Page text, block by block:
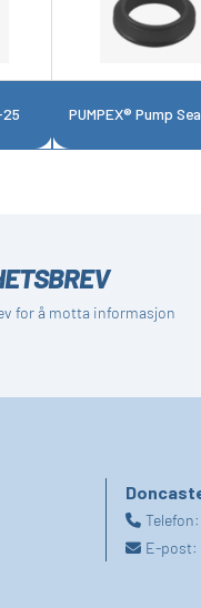
25 PUMPEX® Pump
for å motta informasjon
Telefon:
E-post: